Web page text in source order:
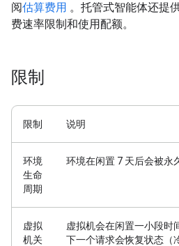
阅估算费用 。托管式智能体还提
费速率限制和使用配额。
限制
限制 说明
环境
生命
周期
环境在闲置 7 天后会被永
虚拟
机关
虚拟机会在闲置一小段时
下一个请求会恢复状态（